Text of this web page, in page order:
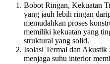
Bobot Ringan, Kekuatan
yang jauh lebih ringan
memudahkan proses
memiliki kekuatan yang
struktural yang solid.
Isolasi Termal dan Akustik
menjaga suhu interior